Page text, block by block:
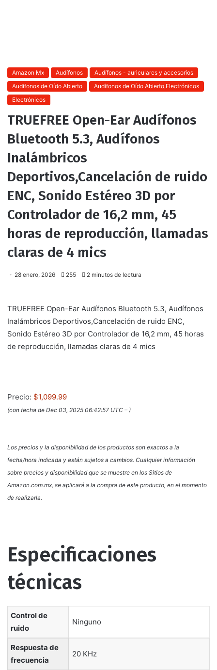
Amazon Mx Audífonos
Audífonos - auriculares y accesorios
Audífonos de Oído Abierto
Audífonos de Oído Abierto,Electrónicos
Electrónicos
TRUEFREE Open-Ear Audífonos
Bluetooth 5.3, Audífonos
Inalámbricos
Deportivos,Cancelación de ruido
ENC, Sonido Estéreo 3D por
Controlador de 16,2 mm, 45
horas de reproducción, llamadas
claras de 4 mics
28 enero, 2026 255 2 minutos de lectura
TRUEFREE Open-Ear Audífonos Bluetooth 5.3, Audífonos
Inalámbricos Deportivos,Cancelación de ruido ENC,
Sonido Estéreo 3D por Controlador de 16,2 mm, 45 horas
de reproducción, llamadas claras de 4 mics
Precio: $1,099.99
(con fecha de Dec 03, 2025 06:42:57 UTC – )
Los precios y la disponibilidad de los productos son exactos a la
fecha/hora indicada y están sujetos a cambios. Cualquier información
sobre precios y disponibilidad que se muestre en los Sitios de
Amazon.com.mx, se aplicará a la compra de este producto, en el momento
de realizarla.
Especificaciones
técnicas
Control de
ruido
‎Ninguno
Respuesta de
frecuencia
‎20 KHz